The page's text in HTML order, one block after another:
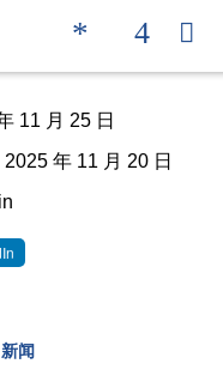
柏胶宝®
11 月 25 日
年 11 月 20 日
新闻